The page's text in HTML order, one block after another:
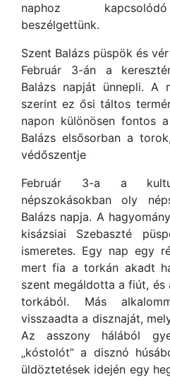
naphoz
beszélgettünk.
Szent Balázs püspök és
Február 3-án a
Balázs napját ünnepli. A
szerint ez ősi táltos
napon különösen fontos
Balázs elsősorban a
védőszentje
Február 3-a a
népszokásokban oly
Balázs napja. A
kisázsiai Szebaszté
ismeretes. Egy nap egy
mert fia a torkán akadt
szent megáldotta a fiút,
torkából. Más
visszaadta a disznaját,
Az asszony hálából
„kóstolót” a disznó
üldöztetések idején egy